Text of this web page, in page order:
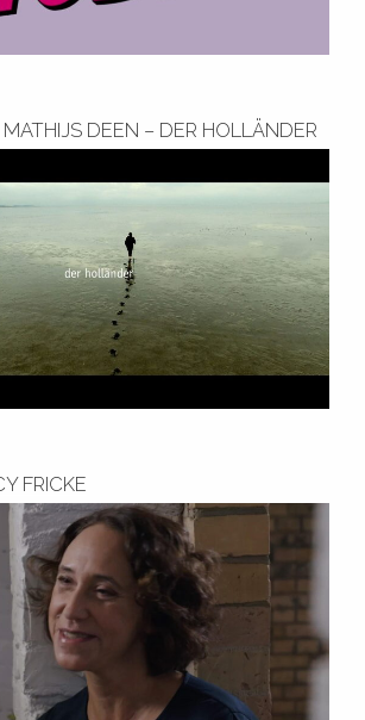
DEEN – DER HOLLÄNDER
FRICKE